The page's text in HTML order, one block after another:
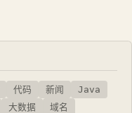
代码 新闻
Java
大数据
域名